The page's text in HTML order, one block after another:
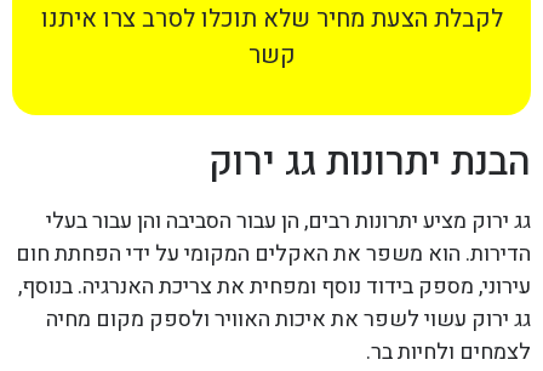
לקבלת הצעת מחיר שלא תוכלו לסרב צרו איתנו
קשר
הבנת יתרונות גג ירוק
גג ירוק מציע יתרונות רבים, הן עבור הסביבה והן עבור בעלי
הדירות. הוא משפר את האקלים המקומי על ידי הפחתת חום
עירוני, מספק בידוד נוסף ומפחית את צריכת האנרגיה. בנוסף,
גג ירוק עשוי לשפר את איכות האוויר ולספק מקום מחיה
לצמחים ולחיות בר.